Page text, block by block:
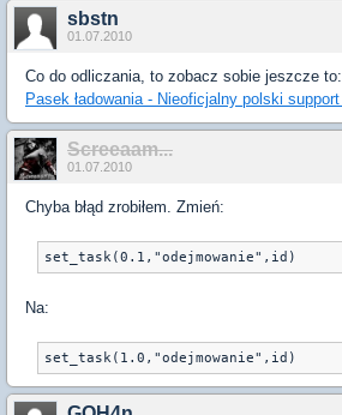
sbstn
01.07.2010
Co do odliczania, to zobacz sobie jeszcze to:
Pasek ładowania - Nieoficjalny polski support
Screeaam...
01.07.2010
Chyba błąd zrobiłem. Zmień:
set_task(0.1,"odejmowanie",id)
Na:
set_task(1.0,"odejmowanie",id)